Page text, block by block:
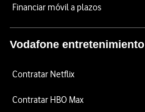
Financiar móvil a plazos
Vodafone entretenimiento
Contratar Netflix
Contratar HBO Max